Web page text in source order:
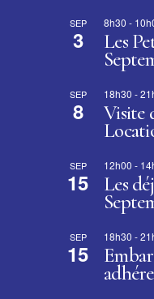
SEP
3
8h30 -
Les
SEP
8
18h30 -
Visite
SEP
15
12h00 -
Les
SEP
15
18h30 -